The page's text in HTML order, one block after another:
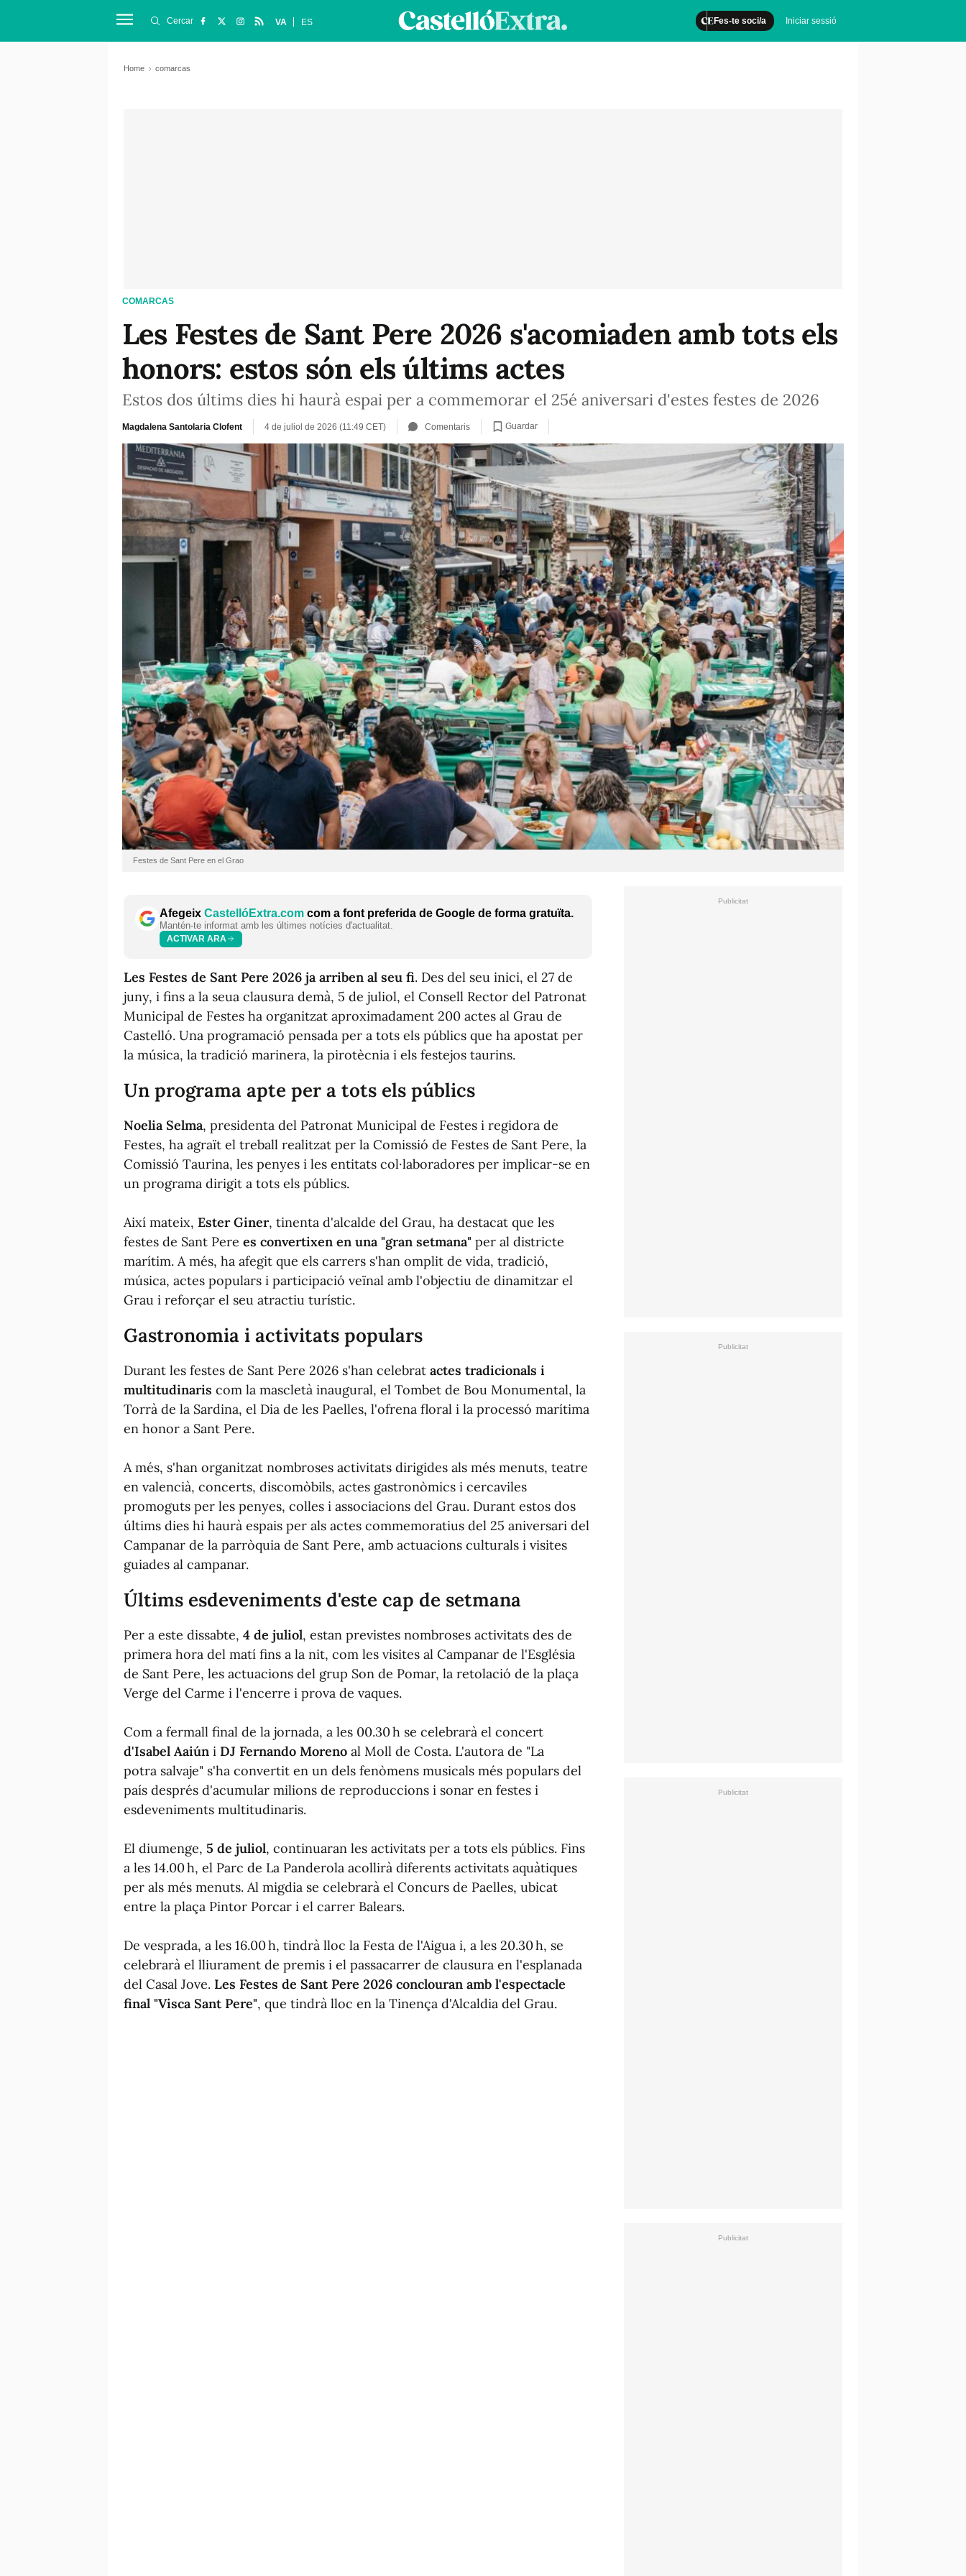
Fes-te soci/a Iniciar sessió
Cercar VA ES
Home comarcas
COMARCAS
Les Festes de Sant Pere 2026 s'acomiaden amb tots els
honors: estos són els últims actes
Estos dos últims dies hi haurà espai per a commemorar el 25é aniversari d'estes festes de 2026
Magdalena Santolaria Clofent 4 de juliol de 2026 (11:49 CET) Comentaris Guardar
Festes de Sant Pere en el Grao
Afegeix CastellóExtra.com com a font preferida de Google de forma gratuïta.
Mantén-te informat amb les últimes notícies d'actualitat.
ACTIVAR ARA
Les Festes de Sant Pere 2026 ja arriben al seu fi. Des del seu inici, el 27 de
juny, i fins a la seua clausura demà, 5 de juliol, el Consell Rector del Patronat
Municipal de Festes ha organitzat aproximadament 200 actes al Grau de
Castelló. Una programació pensada per a tots els públics que ha apostat per
la música, la tradició marinera, la pirotècnia i els festejos taurins.
Un programa apte per a tots els públics
Noelia Selma, presidenta del Patronat Municipal de Festes i regidora de
Festes, ha agraït el treball realitzat per la Comissió de Festes de Sant Pere, la
Comissió Taurina, les penyes i les entitats col·laboradores per implicar-se en
un programa dirigit a tots els públics.
Així mateix, Ester Giner, tinenta d'alcalde del Grau, ha destacat que les
festes de Sant Pere es convertixen en una "gran setmana" per al districte
marítim. A més, ha afegit que els carrers s'han omplit de vida, tradició,
música, actes populars i participació veïnal amb l'objectiu de dinamitzar el
Grau i reforçar el seu atractiu turístic.
Gastronomia i activitats populars
Durant les festes de Sant Pere 2026 s'han celebrat actes tradicionals i
multitudinaris com la mascletà inaugural, el Tombet de Bou Monumental, la
Torrà de la Sardina, el Dia de les Paelles, l'ofrena floral i la processó marítima
en honor a Sant Pere.
A més, s'han organitzat nombroses activitats dirigides als més menuts, teatre
en valencià, concerts, discomòbils, actes gastronòmics i cercaviles
promoguts per les penyes, colles i associacions del Grau. Durant estos dos
últims dies hi haurà espais per als actes commemoratius del 25 aniversari del
Campanar de la parròquia de Sant Pere, amb actuacions culturals i visites
guiades al campanar.
Últims esdeveniments d'este cap de setmana
Per a este dissabte, 4 de juliol, estan previstes nombroses activitats des de
primera hora del matí fins a la nit, com les visites al Campanar de l'Església
de Sant Pere, les actuacions del grup Son de Pomar, la retolació de la plaça
Verge del Carme i l'encerre i prova de vaques.
Com a fermall final de la jornada, a les 00.30 h se celebrarà el concert
d'Isabel Aaiún i DJ Fernando Moreno al Moll de Costa. L'autora de "La
potra salvaje" s'ha convertit en un dels fenòmens musicals més populars del
país després d'acumular milions de reproduccions i sonar en festes i
esdeveniments multitudinaris.
El diumenge, 5 de juliol, continuaran les activitats per a tots els públics. Fins
a les 14.00 h, el Parc de La Panderola acollirà diferents activitats aquàtiques
per als més menuts. Al migdia se celebrarà el Concurs de Paelles, ubicat
entre la plaça Pintor Porcar i el carrer Balears.
De vesprada, a les 16.00 h, tindrà lloc la Festa de l'Aigua i, a les 20.30 h, se
celebrarà el lliurament de premis i el passacarrer de clausura en l'esplanada
del Casal Jove. Les Festes de Sant Pere 2026 conclouran amb l'espectacle
final "Visca Sant Pere", que tindrà lloc en la Tinença d'Alcaldia del Grau.